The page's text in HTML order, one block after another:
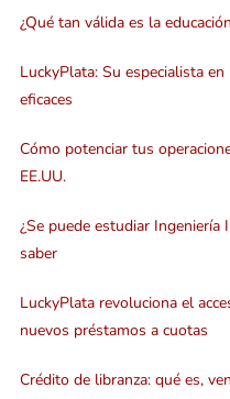
¿Qué tan válida es la
LuckyPlata: Su especialista
eficaces
Cómo potenciar tus
EE.UU.
¿Se puede estudiar
saber
LuckyPlata revoluciona el
nuevos préstamos a cuotas
Crédito de libranza: qué es,